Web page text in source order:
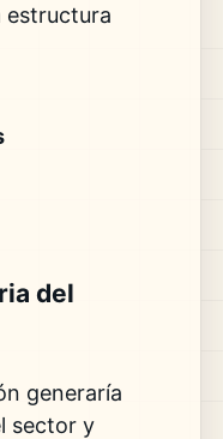
estructura
del
generaría
sector y